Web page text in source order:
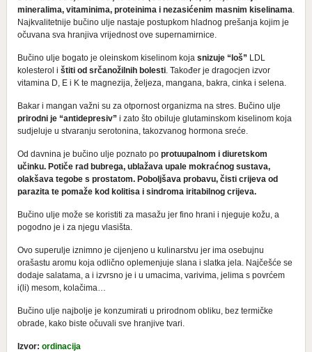
mineralima, vitaminima, proteinima i nezasićenim masnim kiselinama
Najkvalitetnije bučino ulje nastaje postupkom hladnog prešanja kojim je
očuvana sva hranjiva vrijednost ove supernamirnice.
Bučino ulje bogato je oleinskom kiselinom koja snizuje “loš” LDL
kolesterol i štiti od srčanožilnih bolesti. Također je dragocjen izvor
vitamina D, E i K te magnezija, željeza, mangana, bakra, cinka i selena.
Bakar i mangan važni su za otpornost organizma na stres. Bučino ulje
prirodni je “antidepresiv”i zato što obiluje glutaminskom kiselinom koja
sudjeluje u stvaranju serotonina, takozvanog hormona sreće.
Od davnina je bučino ulje poznato poprotuupalnom i diuretskom
učinku. Potiče rad bubrega, ublažava upale mokraćnog sustava,
olakšava tegobe s prostatom. Poboljšava probavu, čisti crijeva od
parazita te pomaže kod kolitisa i sindroma iritabilnog crijeva.
Bučino ulje može se koristiti za masažu jer fino hrani i njeguje kožu, a
pogodno je i za njegu vlasišta.
Ovo superulje iznimno je cijenjeno u kulinarstvu jer ima osebujnu
orašastu aromu koja odlično oplemenjuje slana i slatka jela. Najčešće se
dodaje salatama, a i izvrsno je i u umacima, varivima, jelima s povrćem
i(li) mesom, kolačima…
Bučino ulje najbolje je konzumirati u prirodnom obliku, bez termičke
obrade, kako biste očuvali sve hranjive tvari.
Izvor: ordinacija